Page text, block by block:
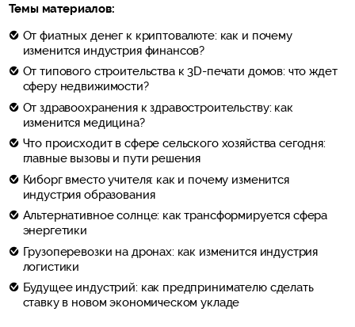
Темы материалов:
От фиатных денег к криптовалюте: как и почему
изменится индустрия финансов?
От типового строительства к 3D-печати домов: что ждет
сферу недвижимости?
От здравоохранения к здравостроительству: как
изменится медицина?
Что происходит в сфере сельского хозяйства сегодня:
главные вызовы и пути решения
Киборг вместо учителя: как и почему изменится
индустрия образования
Альтернативное солнце: как трансформируется сфера
энергетики
Грузоперевозки на дронах: как изменится индустрия
логистики
Будущее индустрий: как предпринимателю сделать
ставку в новом экономическом укладе